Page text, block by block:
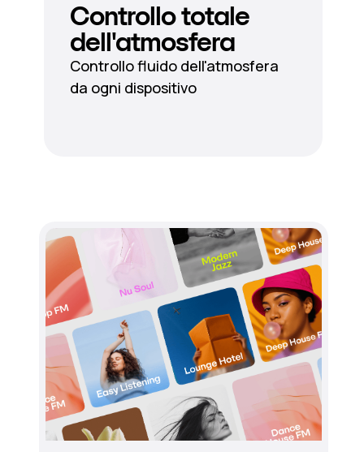
Controllo totale
dell'atmosfera
Controllo fluido dell'atmosfera
da ogni dispositivo